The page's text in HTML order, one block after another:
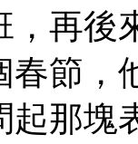
，再後
春節，
起那塊